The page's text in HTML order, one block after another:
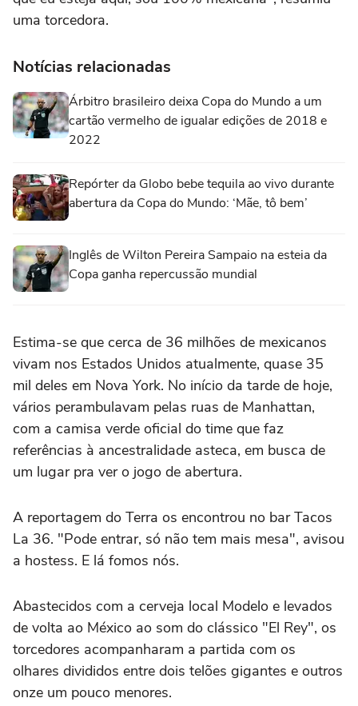
uma torcedora.
Notícias relacionadas
Árbitro brasileiro deixa Copa do Mundo a um
cartão vermelho de igualar edições de 2018 e
2022
Repórter da Globo bebe tequila ao vivo durante
abertura da Copa do Mundo: ‘Mãe, tô bem’
Inglês de Wilton Pereira Sampaio na esteia da
Copa ganha repercussão mundial
Estima-se que cerca de 36 milhões de mexicanos
vivam nos Estados Unidos atualmente, quase 35
mil deles em Nova York. No início da tarde de hoje,
vários perambulavam pelas ruas de Manhattan,
com a camisa verde oficial do time que faz
referências à ancestralidade asteca, em busca de
um lugar pra ver o jogo de abertura.
A reportagem do Terra os encontrou no bar Tacos
La 36. "Pode entrar, só não tem mais mesa", avisou
a hostess. E lá fomos nós.
Abastecidos com a cerveja local Modelo e levados
de volta ao México ao som do clássico "El Rey", os
torcedores acompanharam a partida com os
olhares divididos entre dois telões gigantes e outros
onze um pouco menores.